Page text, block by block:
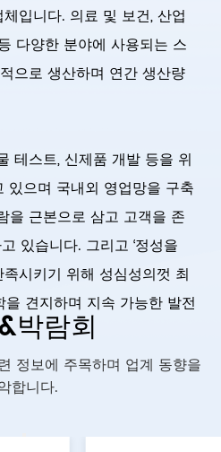
입니다. 의료 및 보건, 산업
다양한 분야에 사용되는 스
으로 생산하며 연간 생산량
테스트, 신제품 개발 등을 위
있으며 국내외 영업망을 구축
을 근본으로 삼고 고객을 존
있습니다. 그리고 ‘정성을
시키기 위해 성심성의껏 최
을 견지하며 지속 가능한 발전
박람회
정보에 주목하며 업계 동향을
합니다.